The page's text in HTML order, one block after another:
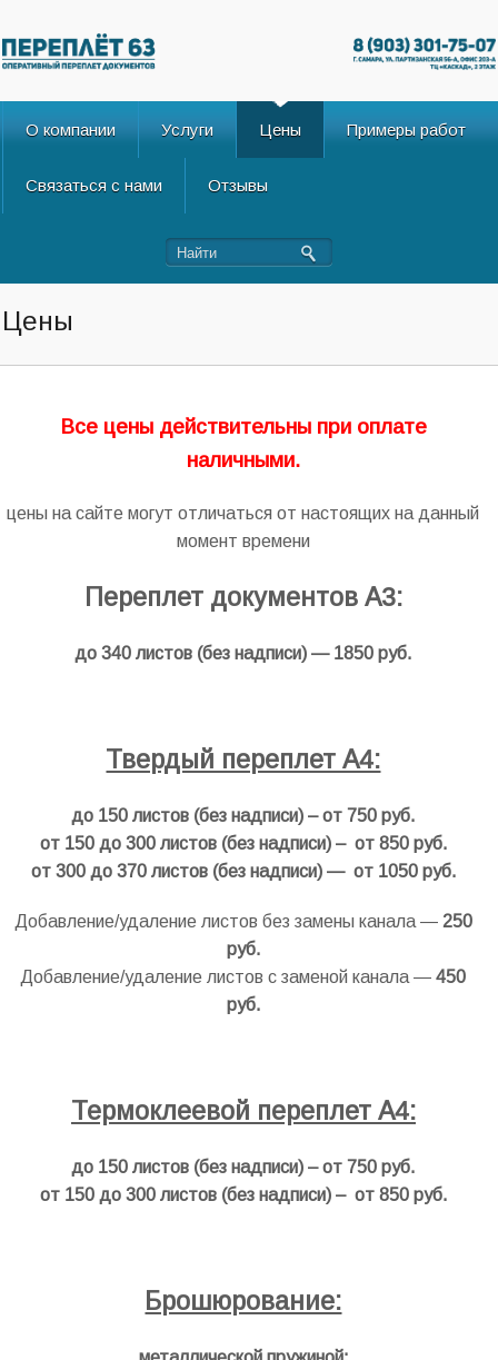
О компании Услуги Цены Примеры работ
Связаться с нами Отзывы
Цены
Все цены действительны при оплате
наличными.
цены на сайте могут отличаться от настоящих на данный
момент времени
Переплет документов А3:
до 340 листов (без надписи) — 1850 руб.
Твердый переплет А4:
до 150 листов (без надписи) – от 750 руб.
от 150 до 300 листов (без надписи) – от 850 руб.
от 300 до 370 листов (без надписи) — от 1050 руб.
Добавление/удаление листов без замены канала — 250
руб.
Добавление/удаление листов с заменой канала —450
руб.
Термоклеевой переплет А4:
до 150 листов (без надписи) – от 750 руб.
от 150 до 300 листов (без надписи) – от 850 руб.
Брошюрование: